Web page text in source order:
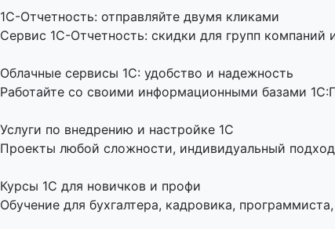
1C-Отчетность: отправляйте двумя кликами
Сервис 1С-Отчетность: скидки для групп
Облачные сервисы 1С: удобство и надежность
Работайте со своими информационными базами
Услуги по внедрению и настройке 1С
Проекты любой сложности, индивидуальный
Курсы 1С для новичков и профи
Обучение для бухгалтера, кадровика,